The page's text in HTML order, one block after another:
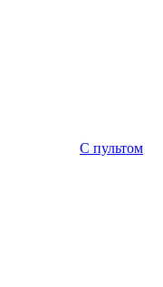
С пультом